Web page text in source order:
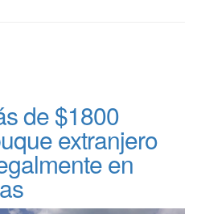
de $1800
extranjero
en